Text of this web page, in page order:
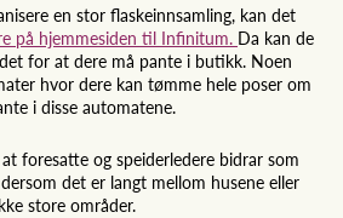
en stor flaskeinnsamling, kan det
på hjemmesiden til Infinitum. Da kan de
for at dere må pante i butikk. Noen
hvor dere kan tømme hele poser om
i disse automatene.
foresatte og speiderledere bidrar som
det er langt mellom husene eller
store områder.